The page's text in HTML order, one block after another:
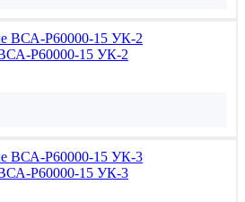
Р60000-15 УК-2
Р60000-15 УК-3